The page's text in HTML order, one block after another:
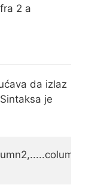
2 a
da izlaz
je